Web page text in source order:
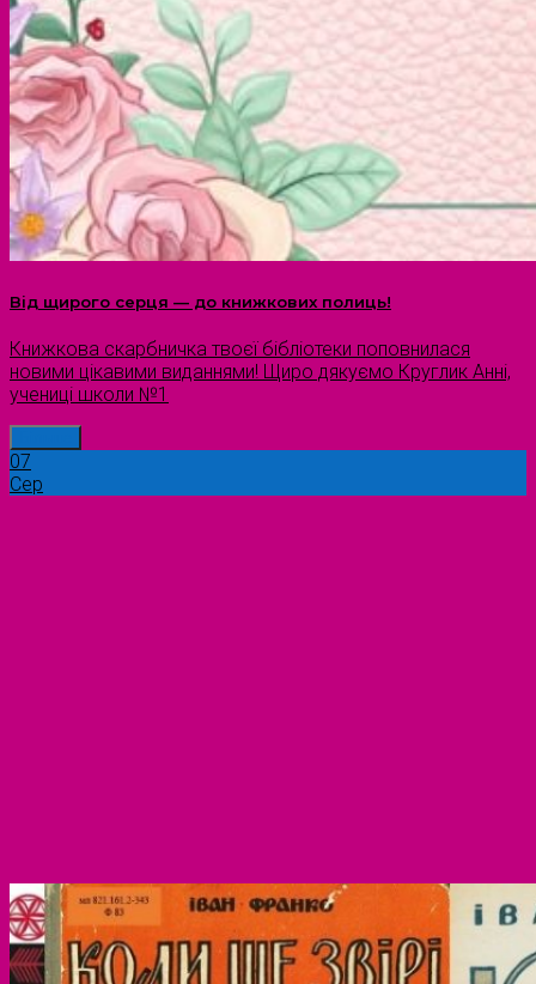
Від щирого серця — до книжкових полиць!
Книжкова скарбничка твоєї бібліотеки поповнилася
новими цікавими виданнями! Щиро дякуємо Круглик Анні,
учениці школи №1
07
Сер